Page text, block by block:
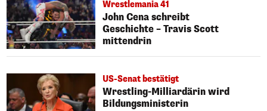
Wrestlemania 41
John Cena schreibt
Geschichte – Travis Scott
mittendrin
US-Senat bestätigt
Wrestling-Milliardärin wird
Bildungsministerin